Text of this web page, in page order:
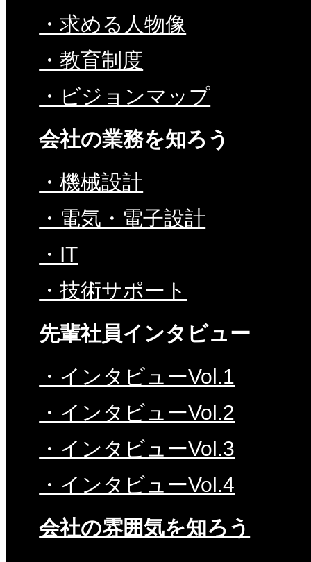
・求める人物像
・教育制度
・ビジョンマップ
会社の業務を知ろう
・機械設計
・電気・電子設計
・IT
・技術サポート
先輩社員インタビュー
・インタビューVol.1
・インタビューVol.2
・インタビューVol.3
・インタビューVol.4
会社の雰囲気を知ろう